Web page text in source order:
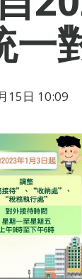
一
15日 10:09